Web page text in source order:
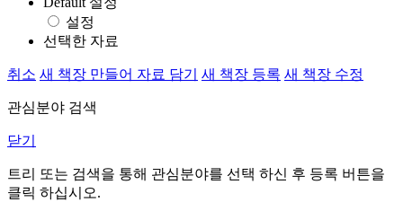
설정
선택한 자료
취소 새 책장 만들어 자료 담기 새 책장 등록 새 책장 수정
관심분야 검색
닫기
트리 또는 검색을 통해 관심분야를 선택 하신 후 등록 버튼을
클릭 하십시오.